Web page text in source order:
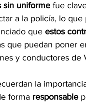
sin uniforme fue
a la policía, lo
que estos
que puedan poner
y conductores de
la
forma responsable